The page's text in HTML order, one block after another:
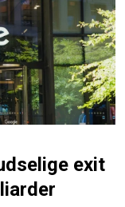
exit